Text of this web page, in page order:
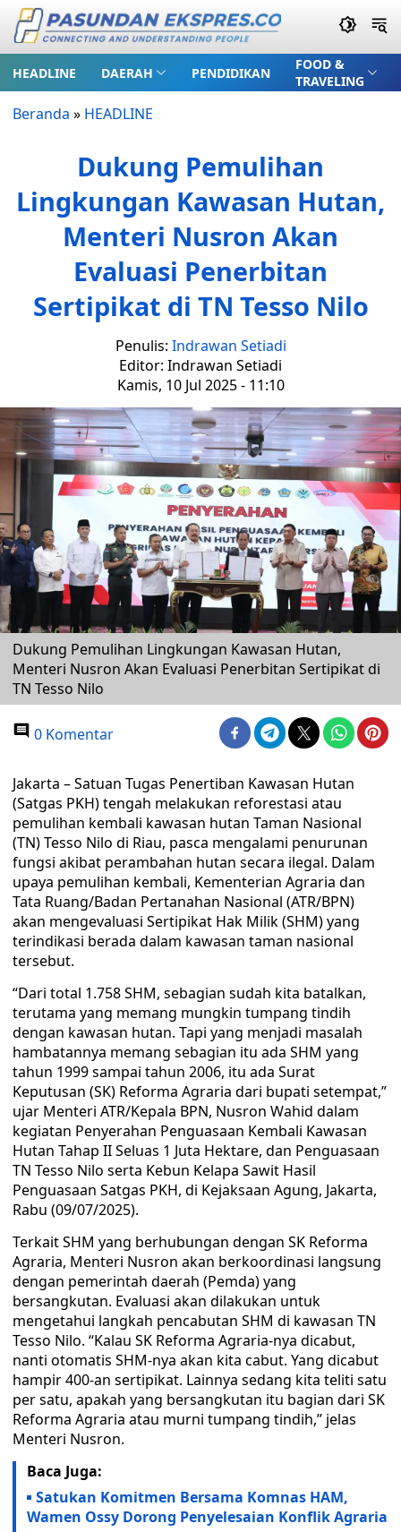
HEADLINE DAERAH PENDIDIKAN
FOOD &
TRAVELING
Beranda » HEADLINE
Dukung Pemulihan
Lingkungan Kawasan Hutan,
Menteri Nusron Akan
Evaluasi Penerbitan
Sertipikat di TN Tesso Nilo
Penulis: Indrawan Setiadi
Editor: Indrawan Setiadi
Kamis, 10 Jul 2025 - 11:10
Dukung Pemulihan Lingkungan Kawasan Hutan,
Menteri Nusron Akan Evaluasi Penerbitan Sertipikat di
TN Tesso Nilo
0 Komentar
Jakarta – Satuan Tugas Penertiban Kawasan Hutan
(Satgas PKH) tengah melakukan reforestasi atau
pemulihan kembali kawasan hutan Taman Nasional
(TN) Tesso Nilo di Riau, pasca mengalami penurunan
fungsi akibat perambahan hutan secara ilegal. Dalam
upaya pemulihan kembali, Kementerian Agraria dan
Tata Ruang/Badan Pertanahan Nasional (ATR/BPN)
akan mengevaluasi Sertipikat Hak Milik (SHM) yang
terindikasi berada dalam kawasan taman nasional
tersebut.
“Dari total 1.758 SHM, sebagian sudah kita batalkan,
terutama yang memang mungkin tumpang tindih
dengan kawasan hutan. Tapi yang menjadi masalah
hambatannya memang sebagian itu ada SHM yang
tahun 1999 sampai tahun 2006, itu ada Surat
Keputusan (SK) Reforma Agraria dari bupati setempat,”
ujar Menteri ATR/Kepala BPN, Nusron Wahid dalam
kegiatan Penyerahan Penguasaan Kembali Kawasan
Hutan Tahap II Seluas 1 Juta Hektare, dan Penguasaan
TN Tesso Nilo serta Kebun Kelapa Sawit Hasil
Penguasaan Satgas PKH, di Kejaksaan Agung, Jakarta,
Rabu (09/07/2025).
Terkait SHM yang berhubungan dengan SK Reforma
Agraria, Menteri Nusron akan berkoordinasi langsung
dengan pemerintah daerah (Pemda) yang
bersangkutan. Evaluasi akan dilakukan untuk
mengetahui langkah pencabutan SHM di kawasan TN
Tesso Nilo. “Kalau SK Reforma Agraria-nya dicabut,
nanti otomatis SHM-nya akan kita cabut. Yang dicabut
hampir 400-an sertipikat. Lainnya sedang kita teliti satu
per satu, apakah yang bersangkutan itu bagian dari SK
Reforma Agraria atau murni tumpang tindih,” jelas
Menteri Nusron.
Baca Juga:
Satukan Komitmen Bersama Komnas HAM,
Wamen Ossy Dorong Penyelesaian Konflik Agraria